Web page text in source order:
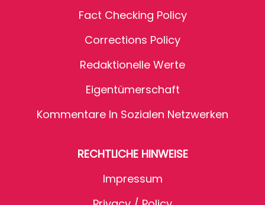
Fact Checking Policy
Corrections Policy
Redaktionelle Werte
Eigentümerschaft
Kommentare In Sozialen Netzwerken
RECHTLICHE HINWEISE
Impressum